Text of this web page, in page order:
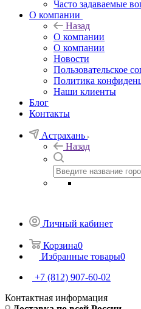
Часто задаваемые
О компании
Назад
О компании
О компании
Новости
Пользовательское
Политика
Наши клиенты
Блог
Контакты
Астрахань
Назад
Личный кабинет
Корзина0
Избранные товары0
+7 (812) 907-60-02
Контактная информация